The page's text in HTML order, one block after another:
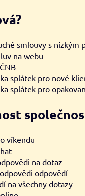
smlouvy s nízkým
na webu
splátek pro nové
splátek pro
víkendu
na dotaz
odpovědí
na všechny dotazy